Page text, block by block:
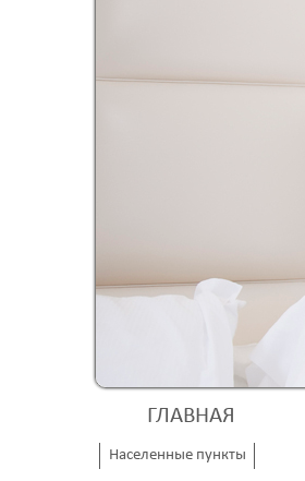
ГЛАВНАЯ
Населенные пункты